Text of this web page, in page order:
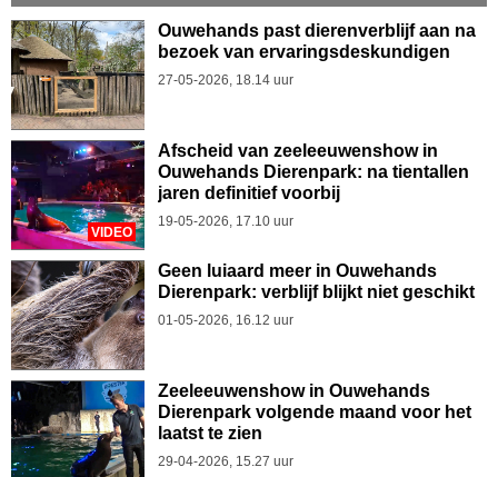
Ouwehands past dierenverblijf aan na
bezoek van ervaringsdeskundigen
27-05-2026, 18.14 uur
VIDEO
Afscheid van zeeleeuwenshow in
Ouwehands Dierenpark: na tientallen
jaren definitief voorbij
19-05-2026, 17.10 uur
Geen luiaard meer in Ouwehands
Dierenpark: verblijf blijkt niet geschikt
01-05-2026, 16.12 uur
Zeeleeuwenshow in Ouwehands
Dierenpark volgende maand voor het
laatst te zien
29-04-2026, 15.27 uur